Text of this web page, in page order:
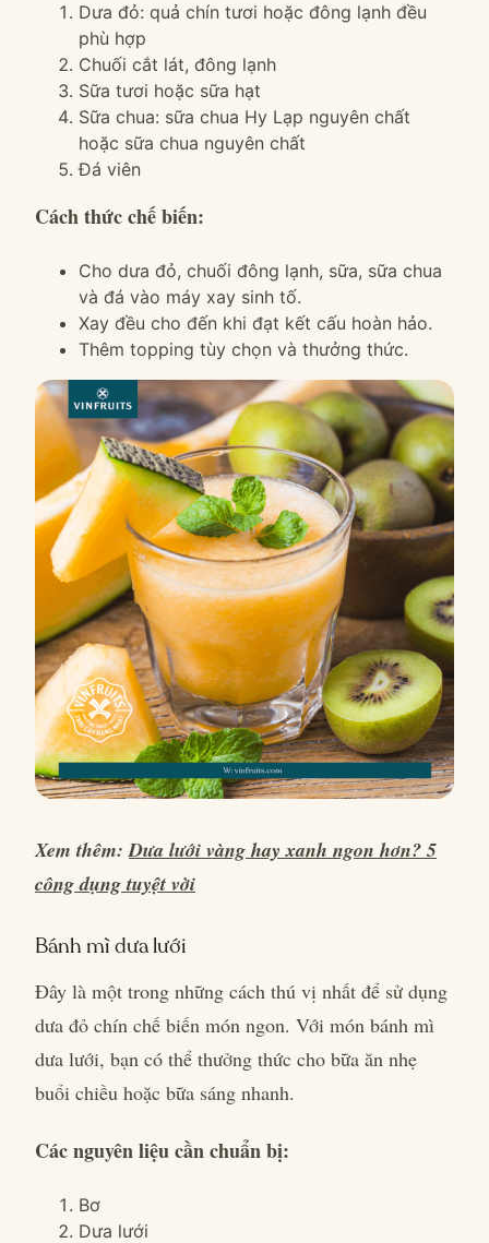
Dưa đỏ: quả chín tươi hoặc đông lạnh đều
phù hợp
Chuối cắt lát, đông lạnh
Sữa tươi hoặc sữa hạt
Sữa chua: sữa chua Hy Lạp nguyên chất
hoặc sữa chua nguyên chất
Đá viên
Cách thức chế biến:
Cho dưa đỏ, chuối đông lạnh, sữa, sữa chua
và đá vào máy xay sinh tố.
Xay đều cho đến khi đạt kết cấu hoàn hảo.
Thêm topping tùy chọn và thưởng thức.
Xem thêm:Dưa lưới vàng hay xanh ngon hơn? 5
công dụng tuyệt vời
Bánh mì dưa lưới
Đây là một trong những cách thú vị nhất để sử dụng
dưa đỏ chín chế biến món ngon. Với món bánh mì
dưa lưới, bạn có thể thưởng thức cho bữa ăn nhẹ
buổi chiều hoặc bữa sáng nhanh.
Các nguyên liệu cần chuẩn bị:
Bơ
Dưa lưới